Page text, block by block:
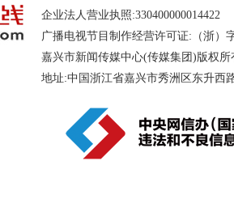
企业法人营业执照
广播电视节目制作经营许可证:（浙
嘉兴市新闻传媒中心(传媒集团)版权
地址:中国浙江省嘉兴市秀洲区东升西